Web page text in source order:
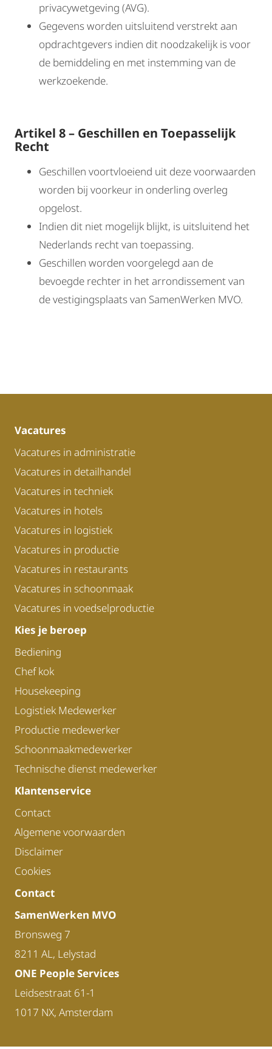
privacywetgeving (AVG).
Gegevens worden uitsluitend verstrekt aan
opdrachtgevers indien dit noodzakelijk is voor
de bemiddeling en met instemming van de
werkzoekende.
Artikel 8 – Geschillen en Toepasselijk
Recht
Geschillen voortvloeiend uit deze voorwaarden
worden bij voorkeur in onderling overleg
opgelost.
Indien dit niet mogelijk blijkt, is uitsluitend het
Nederlands recht van toepassing.
Geschillen worden voorgelegd aan de
bevoegde rechter in het arrondissement van
de vestigingsplaats van SamenWerken MVO.
Vacatures
Vacatures in administratie
Vacatures in detailhandel
Vacatures in techniek
Vacatures in hotels
Vacatures in logistiek
Vacatures in productie
Vacatures in restaurants
Vacatures in schoonmaak
Vacatures in voedselproductie
Kies je beroep
Bediening
Chef kok
Housekeeping
Logistiek Medewerker
Productie medewerker
Schoonmaakmedewerker
Technische dienst medewerker
Klantenservice
Contact
Algemene voorwaarden
Disclaimer
Cookies
Contact
SamenWerken MVO
Bronsweg 7
8211 AL, Lelystad
ONE People Services
Leidsestraat 61-1
1017 NX, Amsterdam